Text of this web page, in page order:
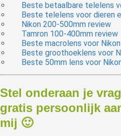
Beste betaalbare telelens
Beste telelens voor dieren
Nikon 200-500mm review
Tamron 100-400mm review
Beste macrolens voor Nikon
Beste groothoeklens voor
Beste 50mm lens voor
Stel onderaan je
gratis persoonlijk
mij 🙂